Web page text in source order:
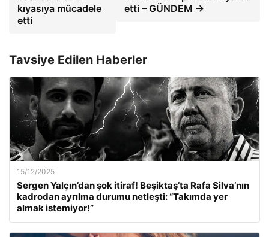
kıyasıya mücadele
etti
etti – GÜNDEM →
Tavsiye Edilen Haberler
15/12/2025
Sergen Yalçın’dan şok itiraf! Beşiktaş’ta Rafa Silva’nın
kadrodan ayrılma durumu netleşti: “Takımda yer
almak istemiyor!”